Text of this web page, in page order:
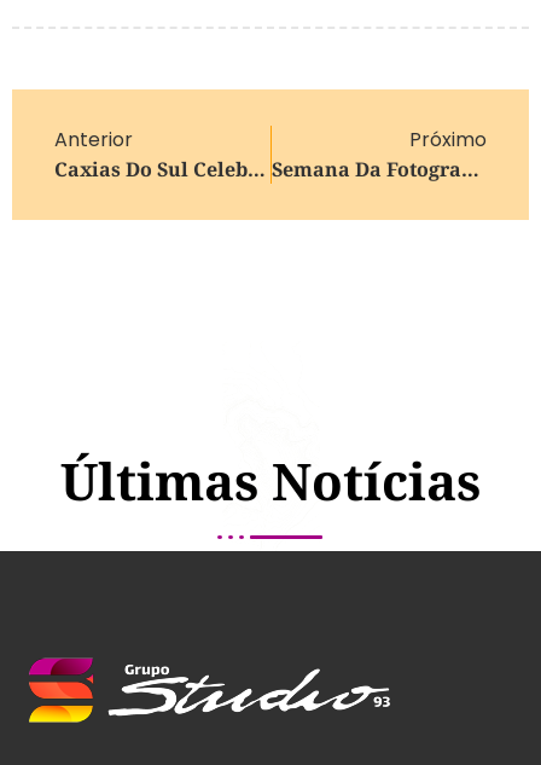
Anterior
Caxias Do Sul Celebra Destaque De Vinícolas Na 6ª Edição Da Wine South America
Próximo
Semana Da Fotografia Leva Projeções Fotográficas Para Espaços De Caxias Do Sul
Últimas Notícias